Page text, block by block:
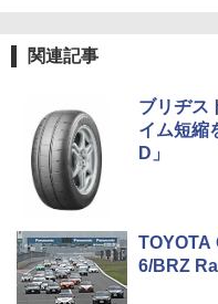
関連記事
ブリヂス
イム短縮
D」
TOYOTA
6/BRZ